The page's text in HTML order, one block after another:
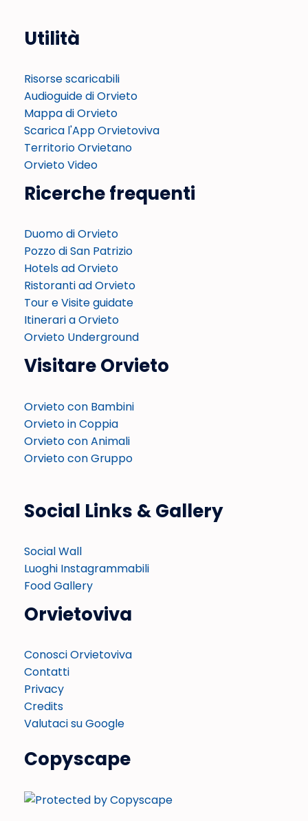
Utilità
Risorse scaricabili
Audioguide di Orvieto
Mappa di Orvieto
Scarica l'App Orvietoviva
Territorio Orvietano
Orvieto Video
Ricerche frequenti
Duomo di Orvieto
Pozzo di San Patrizio
Hotels ad Orvieto
Ristoranti ad Orvieto
Tour e Visite guidate
Itinerari a Orvieto
Orvieto Underground
Visitare Orvieto
Orvieto con Bambini
Orvieto in Coppia
Orvieto con Animali
Orvieto con Gruppo
Social Links & Gallery
Social Wall
Luoghi Instagrammabili
Food Gallery
Orvietoviva
Conosci Orvietoviva
Contatti
Privacy
Credits
Valutaci su Google
Copyscape